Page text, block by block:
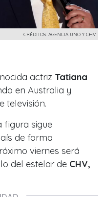
CRÉDITOS: AGENCIA UNO Y CHV
actriz Tatiana
en Australia y
televisión.
figura sigue
de forma
viernes será
del estelar de CHV,